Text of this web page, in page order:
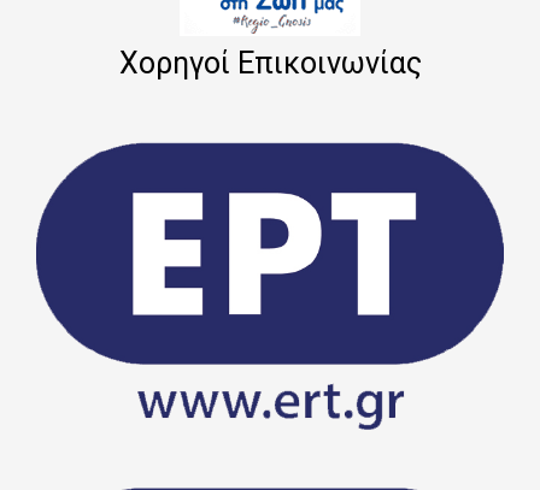
Χορηγοί Επικοινωνίας